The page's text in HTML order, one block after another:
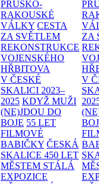
PRUSKO-
RAKOUSKÉ
VÁLKY CESTA
ZA SVĚTLEM
REKONSTRUKCE
VOJENSKÉHO
HŘBITOVA
V ČESKÉ
SKALICI 2023–
2025 KDYŽ MUŽI
(NE)JDOU DO
BOJE 55 LET
FILMOVÉ
BABIČKY ČESKÁ
SKALICE 450 LET
MĚSTEM STÁLÁ
EXPOZICE
ZA
V